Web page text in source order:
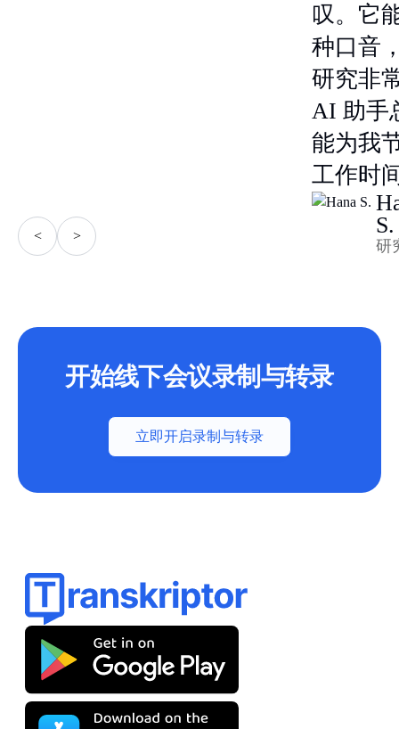
< >
叹。它
种口音
研究非
AI 助手
能为我
工作时
S.
研
开始线下会议录制与转录
立即开启录制与转录